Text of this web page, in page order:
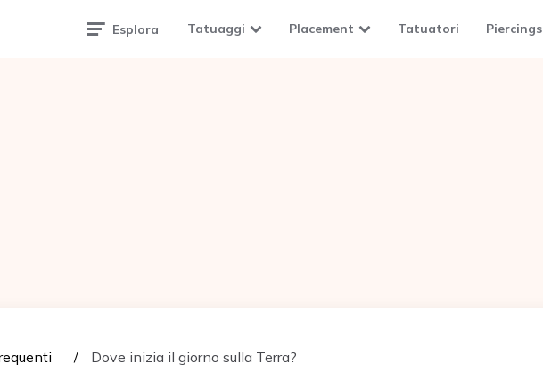
Esplora Tatuaggi Placement Tatuatori Piercings
Dove inizia il giorno sulla Terra?